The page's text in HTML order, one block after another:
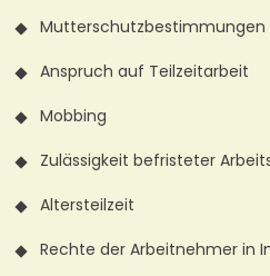
Mutterschutzbestimmungen
Anspruch auf Teilzeitarbeit
Mobbing
Zulässigkeit befristeter
Altersteilzeit
Rechte der Arbeitnehmer in